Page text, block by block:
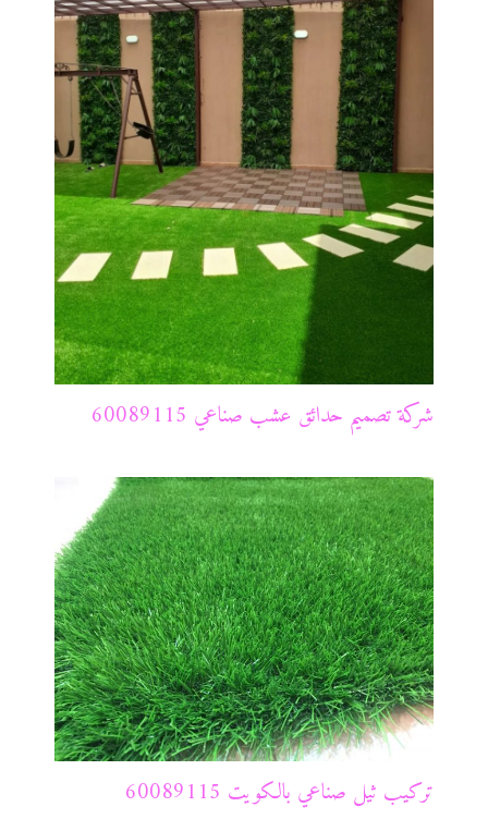
شركة تصميم حدائق عشب صناعي 60089115
تركيب ثيل صناعي بالكويت 60089115